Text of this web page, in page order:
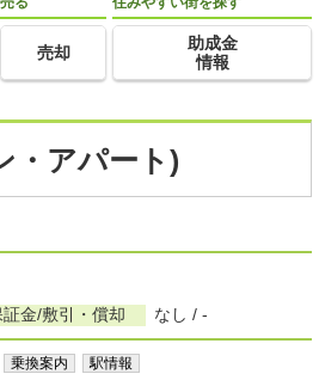
売却
助成金
情報
・アパート)
証金/敷引・償却 なし / -
乗換案内
駅情報